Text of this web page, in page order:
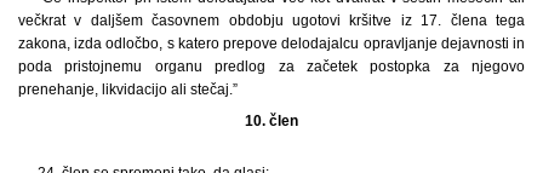
večkrat v daljšem časovnem obdobju ugotovi kršitve iz 17. člena tega
zakona, izda odločbo, s katero prepove delodajalcu opravljanje dejavnosti in
poda pristojnemu organu predlog za začetek postopka za njegovo
prenehanje, likvidacijo ali stečaj.”
10. člen